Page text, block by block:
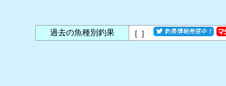
過去の魚種別釣果 ［ ］